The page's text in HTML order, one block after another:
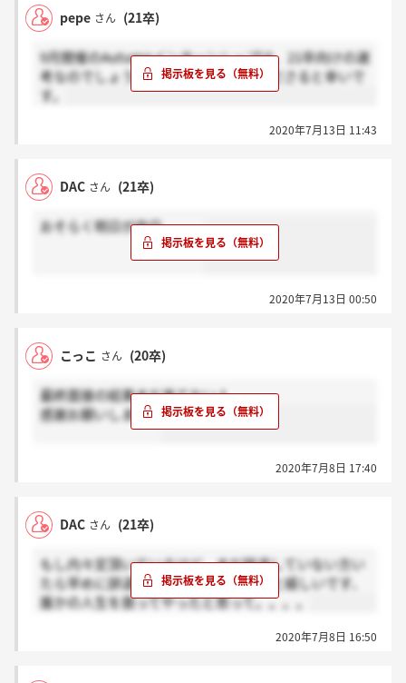
pepe さん (21卒)
9月開催のAutumnインターンシップは、21卒向けの選
考なのでしょうか？どなたか教えてくださると幸いで
す。
2020年7月13日 11:43
DAC さん (21卒)
おそらく明日が命日、、、
2020年7月13日 00:50
こっこ さん (20卒)
最終面接の結果まだ来てない人
感謝お願いします。
2020年7月8日 17:40
DAC さん (21卒)
もし内々定頂いているけど、まだ辞退していない方い
たら早めに辞退の連絡を入れて頂けると嬉しいです、
誰かの人生を救ってやったと思って。。。。
2020年7月8日 16:50